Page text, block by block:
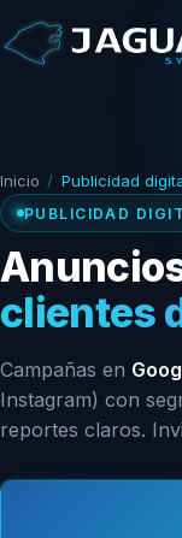
Inicio / Publicidad
PUBLICIDAD
clientes
Campañas en
Instagram) con
reportes claros.